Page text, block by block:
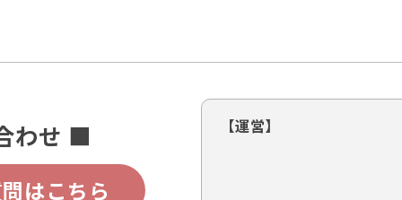
わせ ■
はこちら
【運営】